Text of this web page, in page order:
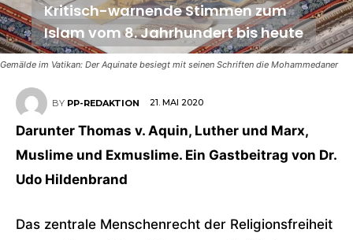
Gemälde im Vatikan: Der Aquinate besiegt mit seinen Schriften die Mohammedaner
Kritisch-warnende Stimmen zum
Islam vom 8. Jahrhundert bis heute
BY PP-REDAKTION 21. MAI 2020
Darunter Thomas v. Aquin, Luther und Marx,
Muslime und Exmuslime. Ein Gastbeitrag von Dr.
Udo Hildenbrand
Das zentrale Menschenrecht der Religionsfreiheit